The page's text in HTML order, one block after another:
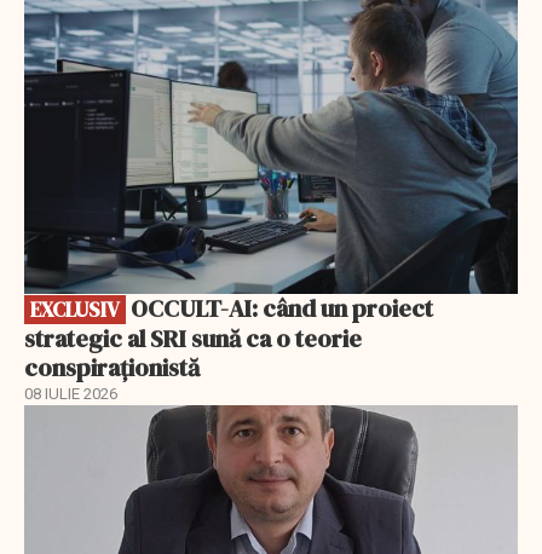
EXCLUSIV
strategic al SRI sună ca o teorie
conspiraționistă
08 IULIE 2026